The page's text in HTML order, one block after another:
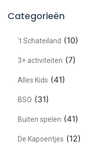
Categorieën
't Schateiland (10)
3+ activiteiten (7)
Alles Kids (41)
BSO (31)
Buiten spelen (41)
De Kapoentjes (12)